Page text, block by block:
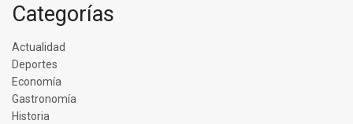
Categorías
Actualidad
Deportes
Economía
Gastronomía
Historia